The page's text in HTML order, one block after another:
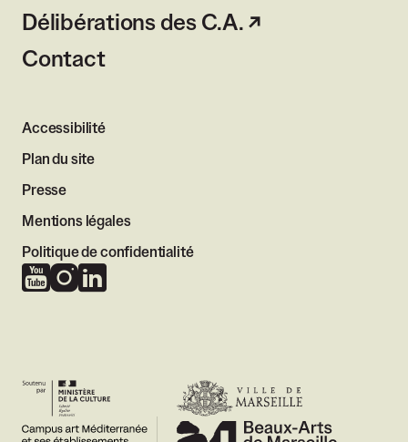
Délibérations des C.A.
Contact
Accessibilité
Plan du site
Presse
Mentions légales
Politique de confidentialité